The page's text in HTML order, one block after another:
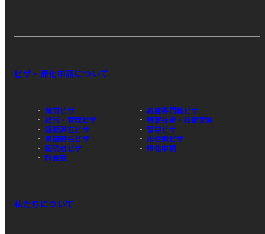
ビザ・帰化申請について
就労ビザ
高度専門職ビザ
経営・管理ビザ
特定技能・技能実習
短期滞在ビザ
留学ビザ
家族滞在ビザ
永住者ビザ
配偶者ビザ
帰化申請
料金表
私たちについて